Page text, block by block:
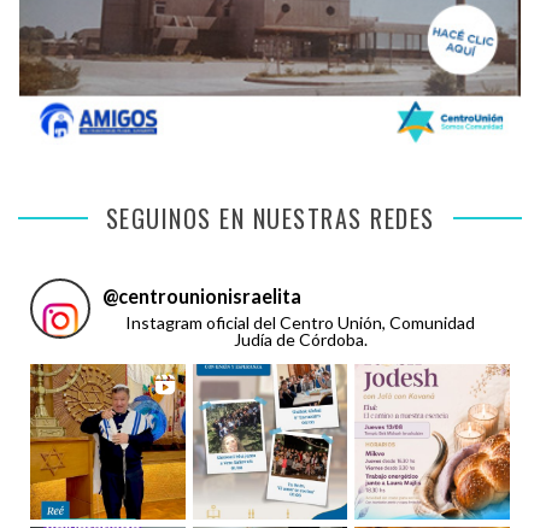
SEGUINOS EN NUESTRAS REDES
@centrounionisraelita
Instagram oficial del Centro Unión, Comunidad
Judía de Córdoba.